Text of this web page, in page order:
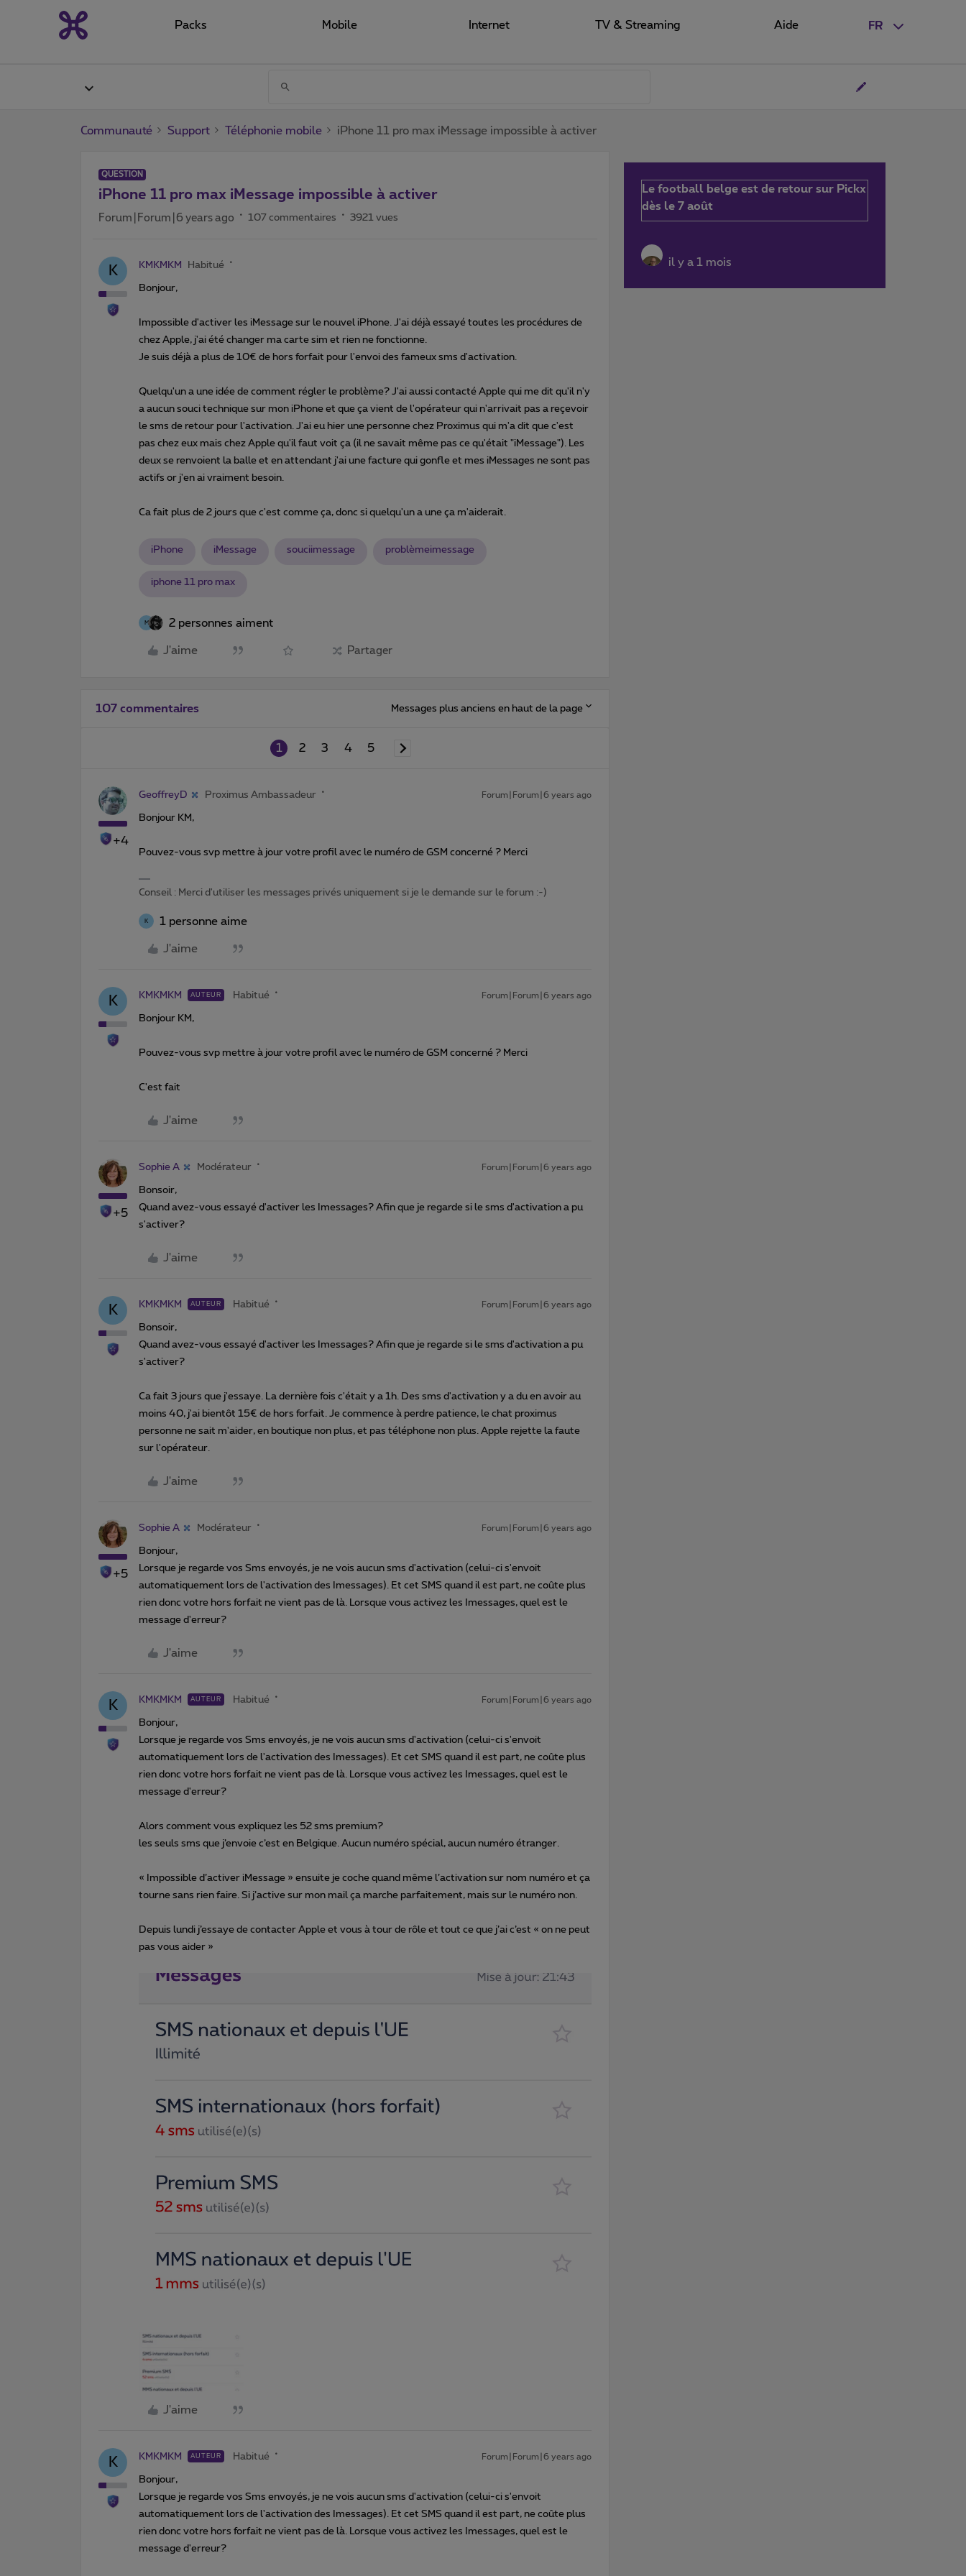
FR
Packs Mobile Internet TV & Streaming Aide
Communauté Support Téléphonie mobile iPhone 11 pro max iMessage impossible à activer
QUESTION
iPhone 11 pro max iMessage impossible à activer
Forum|Forum|6 years ago 107 commentaires 3921 vues
K KMKMKM Habitué
Bonjour,
Impossible d'activer les iMessage sur le nouvel iPhone. J'ai déjà essayé toutes les procédures de
chez Apple, j'ai été changer ma carte sim et rien ne fonctionne.
Je suis déjà a plus de 10€ de hors forfait pour l'envoi des fameux sms d'activation.
Quelqu'un a une idée de comment régler le problème? J'ai aussi contacté Apple qui me dit qu'il n'y
a aucun souci technique sur mon iPhone et que ça vient de l'opérateur qui n'arrivait pas a reçevoir
le sms de retour pour l'activation. J'ai eu hier une personne chez Proximus qui m'a dit que c'est
pas chez eux mais chez Apple qu'il faut voit ça (il ne savait même pas ce qu'était "iMessage"). Les
deux se renvoient la balle et en attendant j'ai une facture qui gonfle et mes iMessages ne sont pas
actifs or j'en ai vraiment besoin.
Ca fait plus de 2 jours que c'est comme ça, donc si quelqu'un a une ça m'aiderait.
iPhone iMessage souciimessage problèmeimessage
iphone 11 pro max
M 2 personnes aiment
J'aime Partager
107 commentaires Messages plus anciens en haut de la page
1 2 3 4 5
+4
GeoffreyD Proximus Ambassadeur Forum|Forum|6 years ago
Bonjour KM,
Pouvez-vous svp mettre à jour votre profil avec le numéro de GSM concerné ? Merci
Conseil : Merci d'utiliser les messages privés uniquement si je le demande sur le forum :-)
K 1 personne aime
J'aime
K KMKMKM AUTEUR Habitué Forum|Forum|6 years ago
Bonjour KM,
Pouvez-vous svp mettre à jour votre profil avec le numéro de GSM concerné ? Merci
C'est fait
J'aime
+5
Sophie A Modérateur Forum|Forum|6 years ago
Bonsoir,
Quand avez-vous essayé d'activer les Imessages? Afin que je regarde si le sms d'activation a pu
s'activer?
J'aime
K KMKMKM AUTEUR Habitué Forum|Forum|6 years ago
Bonsoir,
Quand avez-vous essayé d'activer les Imessages? Afin que je regarde si le sms d'activation a pu
s'activer?
Ca fait 3 jours que j'essaye. La dernière fois c'était y a 1h. Des sms d'activation y a du en avoir au
moins 40, j'ai bientôt 15€ de hors forfait. Je commence à perdre patience, le chat proximus
personne ne sait m'aider, en boutique non plus, et pas téléphone non plus. Apple rejette la faute
sur l'opérateur.
J'aime
+5
Sophie A Modérateur Forum|Forum|6 years ago
Bonjour,
Lorsque je regarde vos Sms envoyés, je ne vois aucun sms d'activation (celui-ci s'envoit
automatiquement lors de l'activation des Imessages). Et cet SMS quand il est part, ne coûte plus
rien donc votre hors forfait ne vient pas de là. Lorsque vous activez les Imessages, quel est le
message d'erreur?
J'aime
K KMKMKM AUTEUR Habitué Forum|Forum|6 years ago
Bonjour,
Lorsque je regarde vos Sms envoyés, je ne vois aucun sms d'activation (celui-ci s'envoit
automatiquement lors de l'activation des Imessages). Et cet SMS quand il est part, ne coûte plus
rien donc votre hors forfait ne vient pas de là. Lorsque vous activez les Imessages, quel est le
message d'erreur?
Alors comment vous expliquez les 52 sms premium?
les seuls sms que j’envoie c’est en Belgique. Aucun numéro spécial, aucun numéro étranger.
« Impossible d’activer iMessage » ensuite je coche quand même l’activation sur nom numéro et ça
tourne sans rien faire. Si j’active sur mon mail ça marche parfaitement, mais sur le numéro non.
Depuis lundi j’essaye de contacter Apple et vous à tour de rôle et tout ce que j’ai c’est « on ne peut
pas vous aider »
J'aime
K KMKMKM AUTEUR Habitué Forum|Forum|6 years ago
Bonjour,
Lorsque je regarde vos Sms envoyés, je ne vois aucun sms d'activation (celui-ci s'envoit
automatiquement lors de l'activation des Imessages). Et cet SMS quand il est part, ne coûte plus
rien donc votre hors forfait ne vient pas de là. Lorsque vous activez les Imessages, quel est le
message d'erreur?
Le football belge est de retour sur Pickx
dès le 7 août
il y a 1 mois